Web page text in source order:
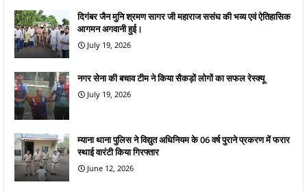
दिगंबर जैन मुनि श्रमण सागर जी महाराज ससंघ की भव्य एवं ऐतिहासिक
आगमन अगवानी हुई।
July 19, 2026
नगर सेना की बचाव टीम ने किया सैकड़ों लोगों का सफल रेस्क्यू
July 19, 2026
म्याना थाना पुलिस ने विद्युत अधिनियम के 06 वर्ष पुराने प्रकरण में फरार
स्थाई वारंटी किया गिरफ्तार
June 12, 2026